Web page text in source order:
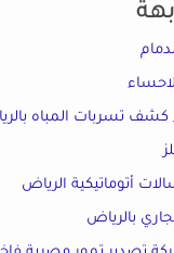
تسربات المباه
أتوماتيكية الرياض
بالرياض